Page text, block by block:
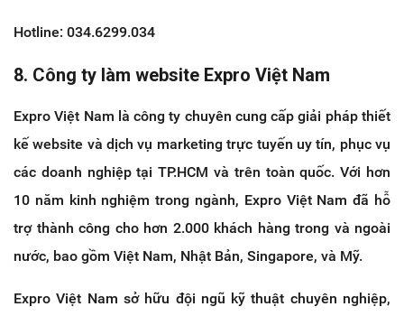
Hotline: 034.6299.034
8. Công ty làm website Expro Việt Nam
Expro Việt Nam là công ty chuyên cung cấp giải pháp thiết
kế website và dịch vụ marketing trực tuyến uy tín, phục vụ
các doanh nghiệp tại TP.HCM và trên toàn quốc. Với hơn
10 năm kinh nghiệm trong ngành, Expro Việt Nam đã hỗ
trợ thành công cho hơn 2.000 khách hàng trong và ngoài
nước, bao gồm Việt Nam, Nhật Bản, Singapore, và Mỹ.
Expro Việt Nam sở hữu đội ngũ kỹ thuật chuyên nghiệp,